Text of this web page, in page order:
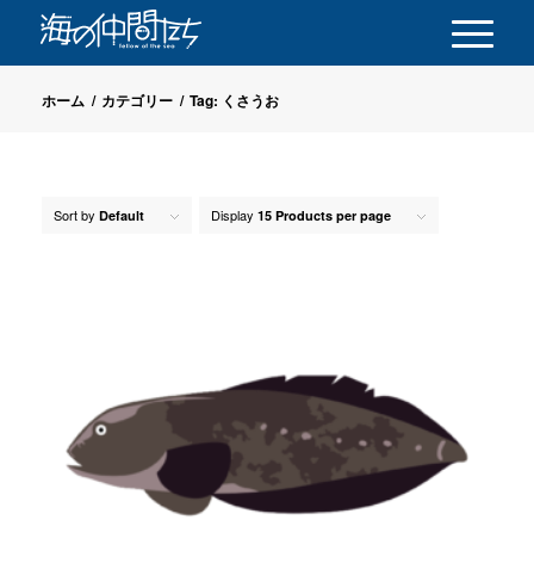
ホーム / カテゴリー / Tag: くさうお
Sort by Default Display 15 Products per page